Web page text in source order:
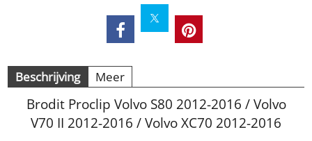
Beschrijving Meer
Brodit Proclip Volvo S80 2012-2016 / Volvo
V70 II 2012-2016 / Volvo XC70 2012-2016